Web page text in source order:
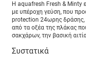
Η aquafresh Fresh & Minty
με υπέροχη γεύση, που
protection 24ωρης δράσης,
από τα οξέα της πλάκας
σακχάρων, την βασική
Συστατικά